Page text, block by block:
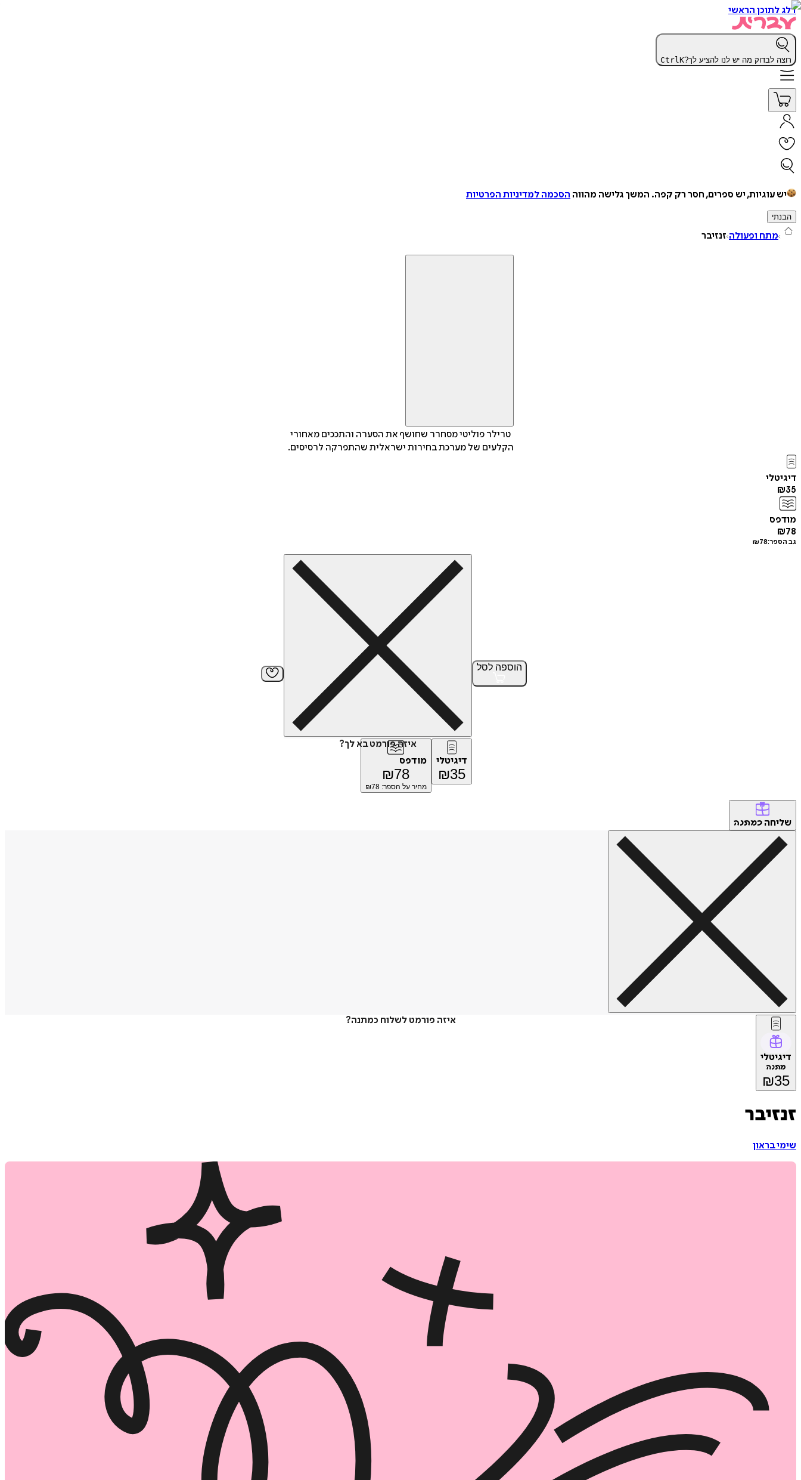
דלג לתוכן הראשי
רוצה לבדוק מה יש לנו להציע לך? CtrlK
יש עוגיות, יש ספרים, חסר רק קפה. המשך גלישה מהווה הסכמה למדיניות הפרטיות
הבנתי
מתח ופעולה זנזיבר
טרילר פוליטי מסחרר שחושף את הסערה והתככים מאחורי
הקלעים של מערכת בחירות ישראלית שהתפרקה לרסיסים.
דיגיטלי
₪35
מודפס
₪78
גב הספר: ₪78
הוספה לסל
איזה פורמט בא לך?
דיגיטלי
₪35
מודפס
₪78
מחיר על הספר: ₪78
שליחה כמתנה
איזה פורמט לשלוח כמתנה?
דיגיטלי
מתנה
₪35
הוספה לסל
זנזיבר
שימי בראון